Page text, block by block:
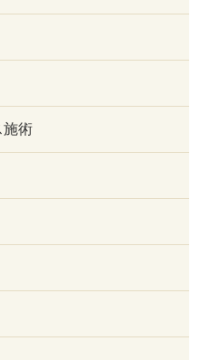
施術